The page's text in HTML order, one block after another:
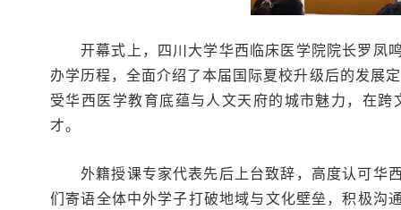
开幕式上，四川大学华西临床医学院院长罗凤
办学历程，全面介绍了本届国际夏校升级后的发展
受华西医学教育底蕴与人文天府的城市魅力，在
才。
外籍授课专家代表先后上台致辞，高度认可华
们寄语全体中外学子打破地域与文化壁垒，积极沟